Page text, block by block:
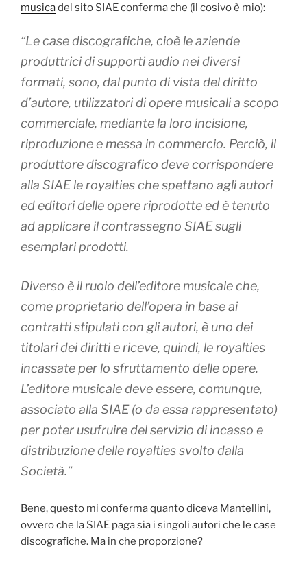
musicadel sito SIAE conferma che (il cosivo è mio):
“Le case discografiche, cioè le aziende
produttrici di supporti audio nei diversi
formati, sono, dal punto di vista del diritto
d’autore, utilizzatori di opere musicali a scopo
commerciale, mediante la loro incisione,
riproduzione e messa in commercio. Perciò, il
produttore discografico deve corrispondere
alla SIAE le royalties che spettano agli autori
ed editori delle opere riprodotte ed è tenuto
ad applicare il contrassegno SIAE sugli
esemplari prodotti.
Diverso è il ruolo dell’editore musicale che,
comeproprietario dell’opera in base ai
contratti stipulati con gli autori, è uno dei
titolari dei diritti e riceve, quindi, le royalties
incassate per lo sfruttamento delle opere.
L’editore musicale deve essere, comunque,
associato alla SIAE (o da essa rappresentato)
per poter usufruire del servizio di incasso e
distribuzione delle royalties svolto dalla
Società.”
Bene, questo mi conferma quanto diceva Mantellini,
ovvero che la SIAE paga sia i singoli autori che le case
discografiche. Ma in che proporzione?